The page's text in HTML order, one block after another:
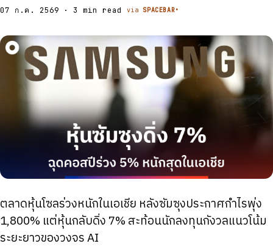
07 ก.ค. 2569 · 3 min read via SPACEBAR•
ตลาดหุ้นโซลร่วงหนักในเอเชีย หลังซัมซุงประกาศกำไรพุ่ง
1,800% แต่หุ้นกลับดิ่ง 7% สะท้อนนักลงทุนกังวลแนวโน้ม
ระยะยาวของวงจร AI